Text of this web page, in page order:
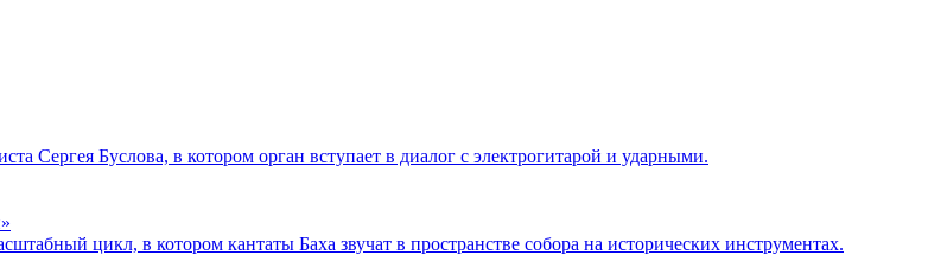
Сергея Буслова, в котором орган вступает в диалог с электрогитарой и ударными.
цикл, в котором кантаты Баха звучат в пространстве собора на исторических инструментах.